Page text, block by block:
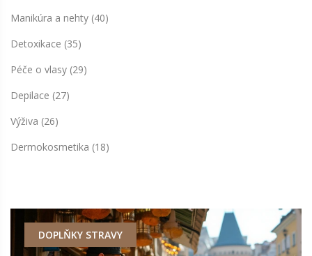
Manikúra a nehty (40)
Detoxikace (35)
Péče o vlasy (29)
Depilace (27)
Výživa (26)
Dermokosmetika (18)
DOPLŇKY STRAVY